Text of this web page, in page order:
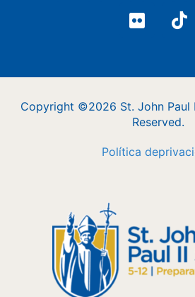
Copyright ©2026 St. John Paul
Reserved.
Política de